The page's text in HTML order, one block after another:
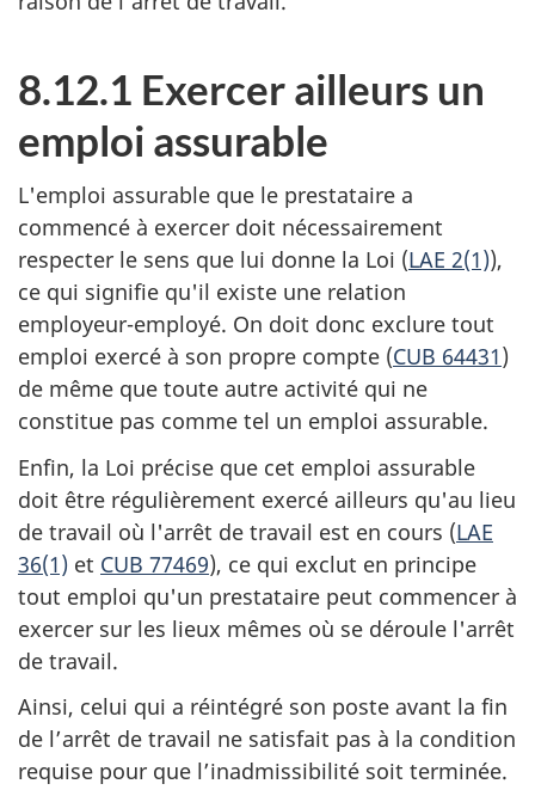
8.12.1 Exercer ailleurs un
emploi assurable
L'emploi assurable que le prestataire a
commencé à exercer doit nécessairement
respecter le sens que lui donne la Loi (LAE 2(1)),
ce qui signifie qu'il existe une relation
employeur-employé. On doit donc exclure tout
emploi exercé à son propre compte (CUB 64431)
de même que toute autre activité qui ne
constitue pas comme tel un emploi assurable.
Enfin, la Loi précise que cet emploi assurable
doit être régulièrement exercé ailleurs qu'au lieu
de travail où l'arrêt de travail est en cours (LAE
36(1) et CUB 77469), ce qui exclut en principe
tout emploi qu'un prestataire peut commencer à
exercer sur les lieux mêmes où se déroule l'arrêt
de travail.
Ainsi, celui qui a réintégré son poste avant la fin
de l’arrêt de travail ne satisfait pas à la condition
requise pour que l’inadmissibilité soit terminée.